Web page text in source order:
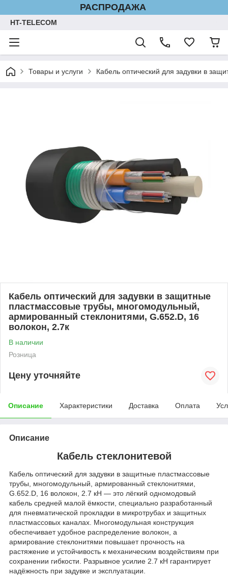
РАСПРОДАЖА
HT-TELECOM
Товары и услуги Кабель оптический для задувки в
Кабель оптический для задувки в защитные
пластмассовые трубы, многомодульный,
армированный стеклонитями, G.652.D, 16
волокон, 2.7к
В наличии
Розница
Цену уточняйте
Описание Характеристики Доставка Оплата
Описание
Кабель стеклонитевой
Кабель оптический для задувки в защитные пластмассовые
трубы, многомодульный, армированный стеклонитями,
G.652.D, 16 волокон, 2.7 кН — это лёгкий одномодовый
кабель средней малой ёмкости, специально разработанный
для пневматической прокладки в микротрубах и защитных
пластмассовых каналах. Многомодульная конструкция
обеспечивает удобное распределение волокон, а
армирование стеклонитями повышает прочность на
растяжение и устойчивость к механическим воздействиям при
сохранении гибкости. Разрывное усилие 2.7 кН гарантирует
надёжность при задувке и эксплуатации.